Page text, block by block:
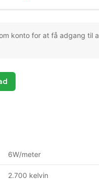
konto for at få adgang til
6W/meter
2.700 kelvin